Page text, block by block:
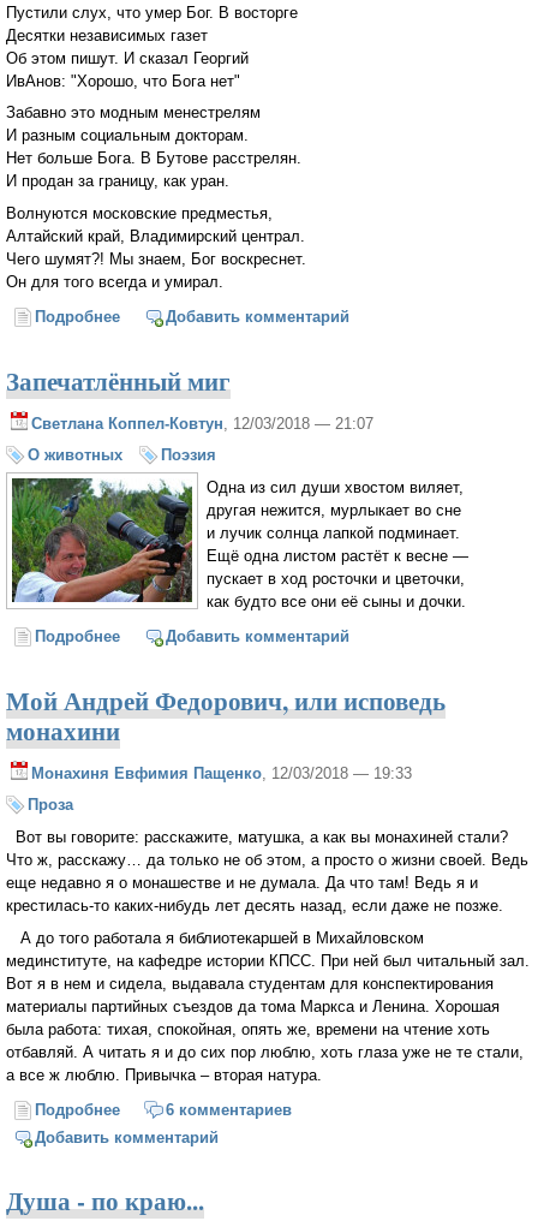
Пустили слух, что умер Бог. В восторге
Десятки независимых газет
Об этом пишут. И сказал Георгий
ИвАнов: "Хорошо, что Бога нет"
Забавно это модным менестрелям
И разным социальным докторам.
Нет больше Бога. В Бутове расстрелян.
И продан за границу, как уран.
Волнуются московские предместья,
Алтайский край, Владимирский централ.
Чего шумят?! Мы знаем, Бог воскреснет.
Он для того всегда и умирал.
Подробнее о Пустили слух, что умер Бог...
Добавить комментарий
Запечатлённый миг
Светлана Коппел-Ковтун , 12/03/2018 — 21:07
О животных
Поэзия
Одна из сил души хвостом виляет,
другая нежится, мурлыкает во сне
и лучик солнца лапкой подминает.
Ещё одна листом растёт к весне —
пускает в ход росточки и цветочки,
как будто все они её сыны и дочки.
Подробнее о Запечатлённый миг
Добавить комментарий
Мой Андрей Федорович, или исповедь
монахини
Монахиня Евфимия Пащенко , 12/03/2018 — 19:33
Проза
Вот вы говорите: расскажите, матушка, а как вы монахиней стали?
Что ж, расскажу… да только не об этом, а просто о жизни своей. Ведь
еще недавно я о монашестве и не думала. Да что там! Ведь я и
крестилась-то каких-нибудь лет десять назад, если даже не позже.
А до того работала я библиотекаршей в Михайловском
мединституте, на кафедре истории КПСС. При ней был читальный зал.
Вот я в нем и сидела, выдавала студентам для конспектирования
материалы партийных съездов да тома Маркса и Ленина. Хорошая
была работа: тихая, спокойная, опять же, времени на чтение хоть
отбавляй. А читать я и до сих пор люблю, хоть глаза уже не те стали,
а все ж люблю. Привычка – вторая натура.
Подробнее о Мой Андрей Федорович, или исповедь монахини
6 комментариев
Добавить комментарий
Душа - по краю...